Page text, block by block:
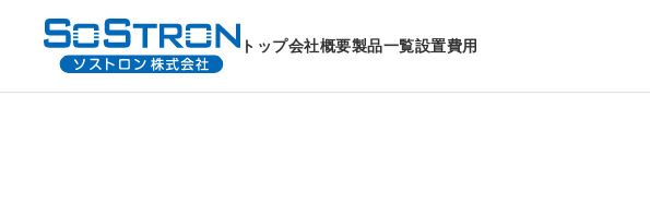
トップ会社概要製品一覧設置費用